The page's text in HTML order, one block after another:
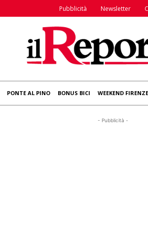
Pubblicità Newsletter
PONTE AL PINO BONUS BICI WEEKEND FIRENZE
- Pubblicità -